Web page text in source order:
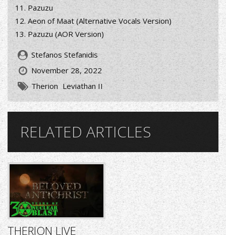
Pazuzu
Aeon of Maat (Alternative Vocals Version)
Pazuzu (AOR Version)
Stefanos Stefanidis
November 28, 2022
Therion Leviathan II
RELATED ARTICLES
THERION LIVE